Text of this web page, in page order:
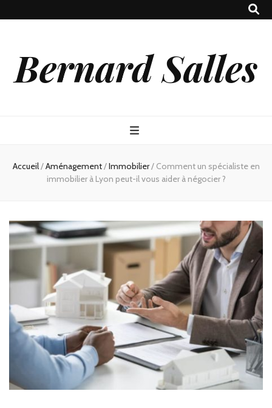
Bernard Salles
Accueil/Aménagement/Immobilier/ Comment un spécialiste en
immobilier à Lyon peut-il vous aider à négocier ?